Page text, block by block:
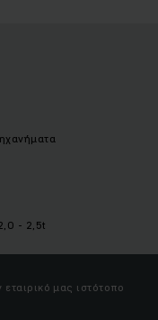
- 2,5t
εταιρικό μας ιστότοπο